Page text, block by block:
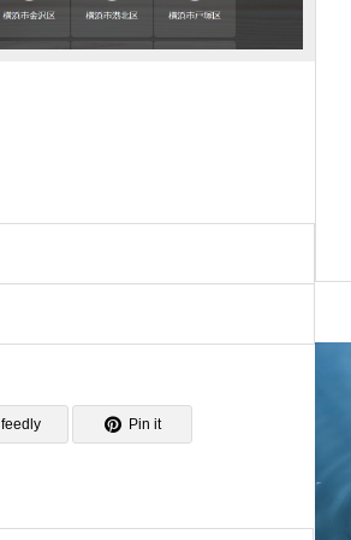
feedly Pin it